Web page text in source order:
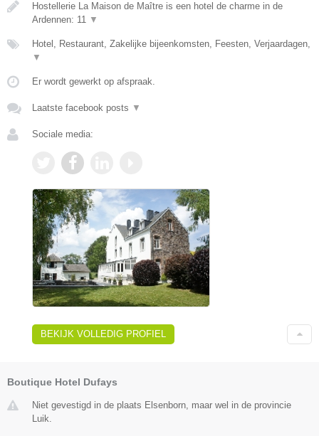
Hostellerie La Maison de Maître is een hotel de charme in de
Ardennen: 11 ▼
Hotel, Restaurant, Zakelijke bijeenkomsten, Feesten, Verjaardagen,
▼
Er wordt gewerkt op afspraak.
Laatste facebook posts ▼
Sociale media:
BEKIJK VOLLEDIG PROFIEL
Boutique Hotel Dufays
Niet gevestigd in de plaats Elsenborn, maar wel in de provincie
Luik.